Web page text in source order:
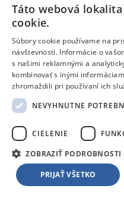
Hodiny fungujú ako
Tento produkt nájdete aj v
Herné sety a budovy
Žiadne dostupné recenzie
Pridať hodnotenie
Tvoj email:*
Tvoje meno:*
Táto webová
cookie.
Súbory cookie používame na
návštevnosti. Informácie o
s našimi reklamnými a
kombinovať s inými
zhromaždili pri používaní ich
NEVYHNUTNE
CIELENIE
ZOBRAZIŤ PODROBNOSTI
PRIJAŤ VŠETKO